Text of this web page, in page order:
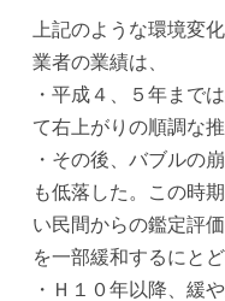
上記のような環境変
業者の業績は、
・平成４、５年まで
て右上がりの順調な
・その後、バブルの
も低落した。この時
い民間からの鑑定評
を一部緩和するにとど
・Ｈ１０年以降、緩